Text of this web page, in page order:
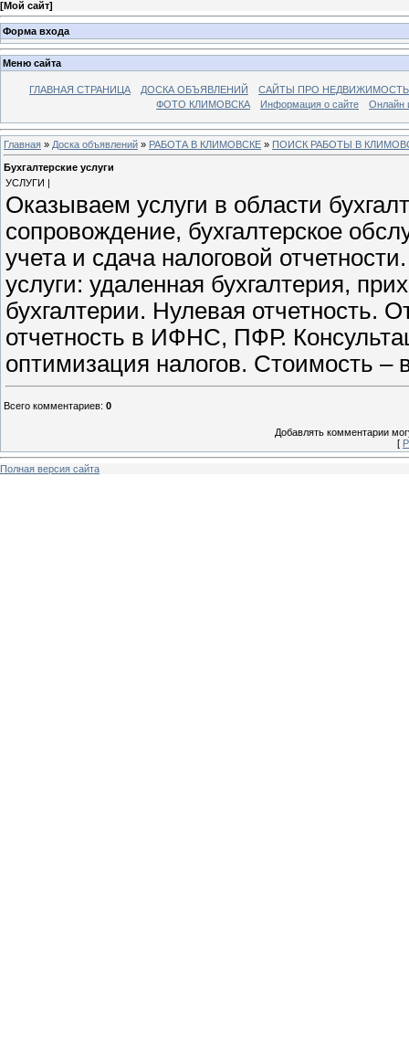
[Мой сайт]
Форма входа
Меню сайта
ГЛАВНАЯ СТРАНИЦА ДОСКА ОБЪЯВЛЕНИЙ
САЙТЫ ПРО
ФОТО КЛИМОВСКА
Информация о сайте Онлайн
Главная » Доска объявлений » РАБОТА В КЛИМОВСКЕ » ПОИСК РАБОТЫ В
Бухгалтерские услуги
УСЛУГИ |
Оказываем услуги в области
сопровождение, бухгалтерское
учета и сдача налоговой
услуги: удаленная бухгалтерия,
бухгалтерии. Нулевая
отчетность в ИФНС, ПФР.
оптимизация налогов. Стоимость –
Всего комментариев: 0
Добавлять комментарии
[
Полная версия сайта